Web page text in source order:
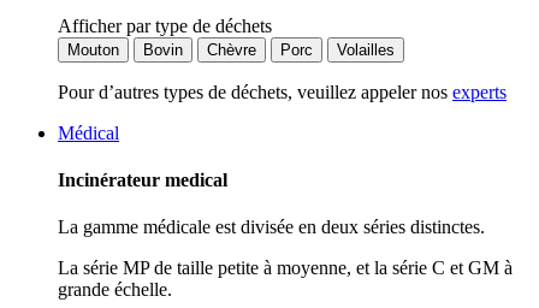
Afficher par type de déchets
Mouton Bovin Chèvre Porc Volailles
Pour d’autres types de déchets, veuillez appeler nos experts
Médical
Incinérateur medical
La gamme médicale est divisée en deux séries distinctes.
La série MP de taille petite à moyenne, et la série C et GM à
grande échelle.